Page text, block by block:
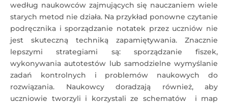
według naukowców zajmujących się nauczaniem wiele
starych metod nie działa. Na przykład ponowne czytanie
podręcznika i sporządzanie notatek przez uczniów nie
jest skuteczną techniką zapamiętywania. Znacznie
lepszymi strategiami są: sporządzanie fiszek,
wykonywania autotestów lub samodzielne wymyślanie
zadań kontrolnych i problemów naukowych do
rozwiązania. Naukowcy doradzają również, aby
uczniowie tworzyli i korzystali ze schematów i map